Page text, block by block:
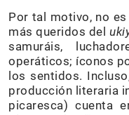
Por tal motivo, no
más queridos del
samuráis,
operáticos; íconos
los sentidos.
producción literaria
picaresca) cuenta